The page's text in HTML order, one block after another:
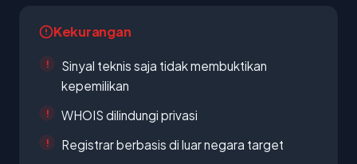
Kekurangan
Sinyal teknis saja tidak membuktikan
kepemilikan
WHOIS dilindungi privasi
Registrar berbasis di luar negara target